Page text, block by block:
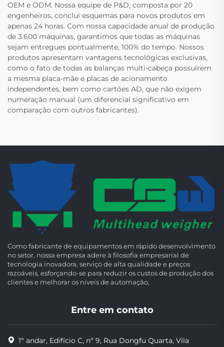
OEM e ODM. Nossa equipe de P&D, composta por 20
engenheiros, conclui esquemas para novos produtos em
apenas 24 horas. Com nossa capacidade anual de produção
de 3.600 máquinas, garantimos que todas as máquinas
sejam entregues pontualmente, 100% do tempo. Nossos
produtos apresentam vantagens tecnológicas exclusivas,
como o fato de todas as balanças multi-cabeça possuírem
a mesma placa-mãe e placas de acionamento
independentes, bem como cartões AD, que não exigem
numeração manual (um diferencial significativo em
comparação com outros fabricantes).
Como fabricante de equipamentos em rápido desenvolvimento
no setor, nossa empresa adere à filosofia empresarial de
tecnologia inovadora, serviço de alta qualidade e preços
razoáveis, esforçando-se para reduzir os custos de produção dos
clientes e melhorar os níveis de automação,
Entre em contato
1º andar, Edifício C, nº 9, Rua Dongfu Quarta, Vila